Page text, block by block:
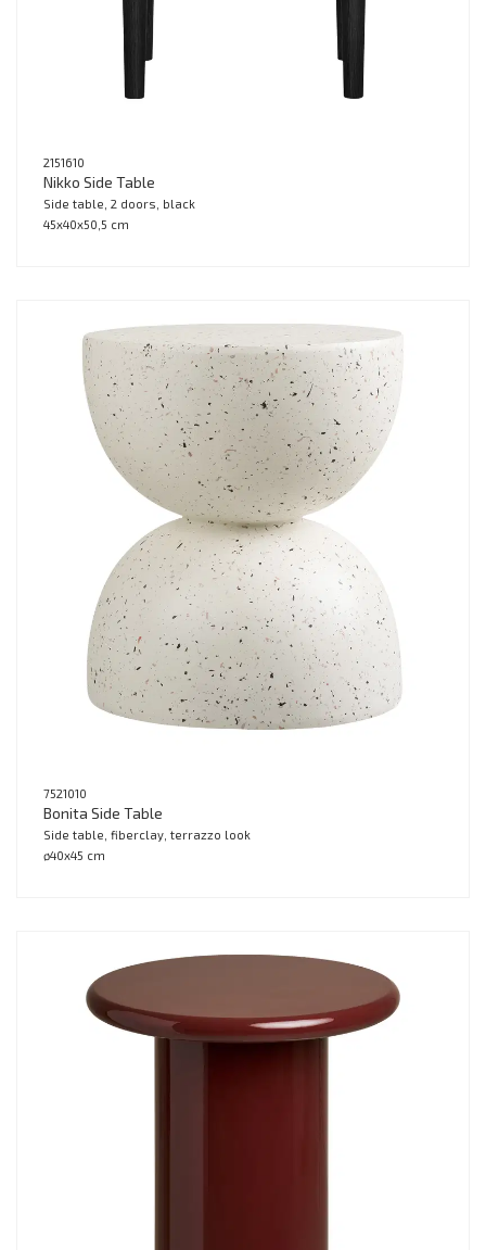
2151610
Nikko Side Table
Side table, 2 doors, black
45x40x50,5 cm
7521010
Bonita Side Table
Side table, fiberclay, terrazzo look
ø40x45 cm